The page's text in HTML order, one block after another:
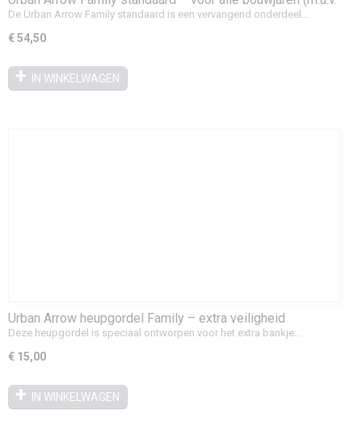
FamilyNext)
De Urban Arrow Family standaard is een vervangend onderdeel…
€ 54,50
IN WINKELWAGEN
Urban Arrow heupgordel Family – extra veiligheid
voorbankje
Deze heupgordel is speciaal ontworpen voor het extra bankje…
€ 15,00
IN WINKELWAGEN